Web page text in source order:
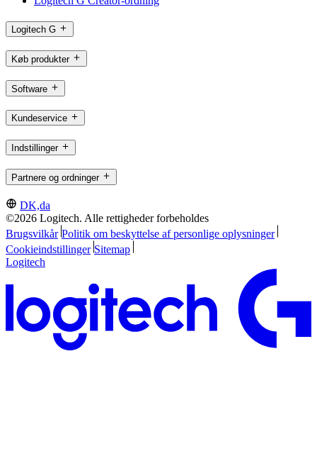
Logitech G
Køb produkter
Software
Kundeservice
Indstillinger
Partnere og ordninger
DK,da
©2026 Logitech. Alle rettigheder forbeholdes
Brugsvilkår Politik om beskyttelse af personlige oplysninger
Cookieindstillinger Sitemap
Logitech